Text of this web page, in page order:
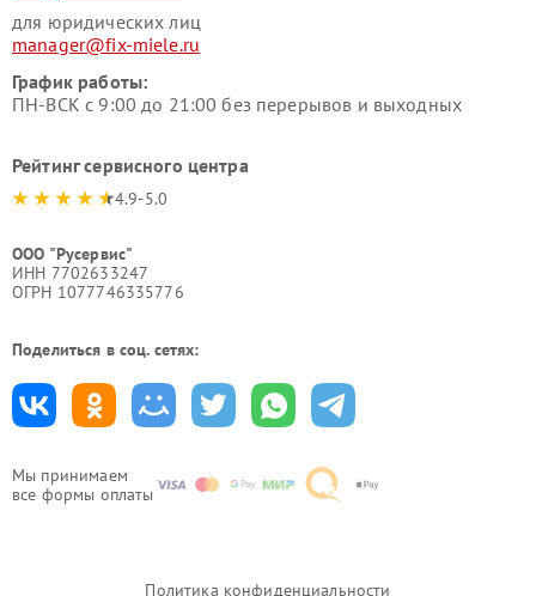
Мы принимаем
все формы оплаты
для юридических лиц
manager@fix-miele.ru
График работы:
ПН-ВСК с 9:00 до 21:00 без перерывов и выходных
Рейтинг сервисного центра
4.9-5.0
ООО "Русервис"
ИНН 7702633247
ОГРН 1077746335776
Поделиться в соц. сетях:
Политика конфиденциальности